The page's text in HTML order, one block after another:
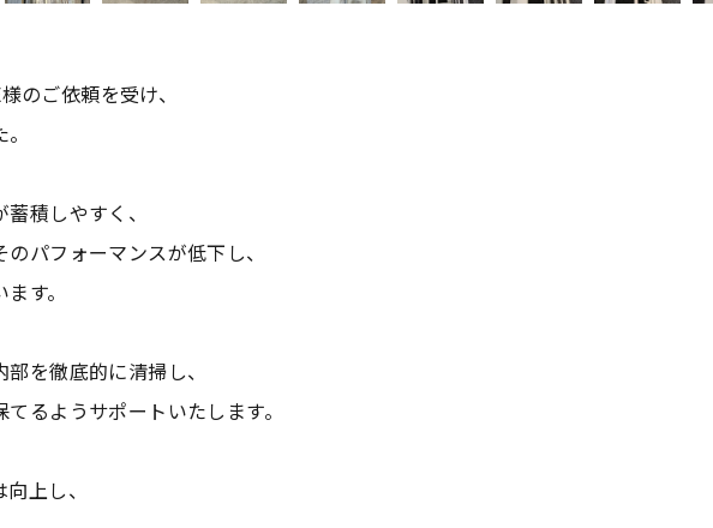
のご依頼を受け、
積しやすく、
パフォーマンスが低下し、
す。
を徹底的に清掃し、
るようサポートいたします。
上し、